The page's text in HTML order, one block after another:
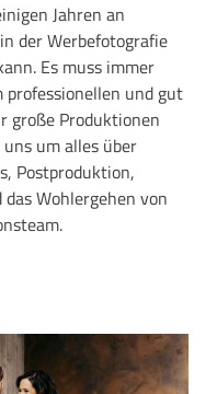
Jahren an
der Werbefotografie
Es muss immer
professionellen und gut
große Produktionen
um alles über
Postproduktion,
Wohlergehen von